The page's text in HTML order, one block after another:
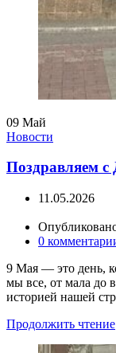
09 Май
Новости
Поздравляем
11.05.2026
0
9 Мая — это день,
мы все, от мала до
историей нашей
Продолжить чтение